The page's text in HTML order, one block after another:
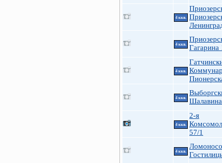
4 ккв.
4 ккв.
Гагарина
4 ккв.
4 ккв.
4 ккв.
2-я
57/1
4 ккв.